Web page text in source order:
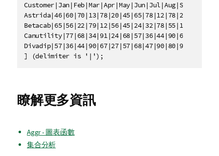
Astrida|46|60|70|13|78|20|45|65|78|12|78|22
Betacab|65|56|22|79|12|56|45|24|32|78|55|15
Canutility|77|68|34|91|24|68|57|36|44|90|67|27
Divadip|57|36|44|90|67|27|57|68|47|90|80|94
] (delimiter is '|');
瞭解更多資訊
Aggr - 圖表函數
集合分析